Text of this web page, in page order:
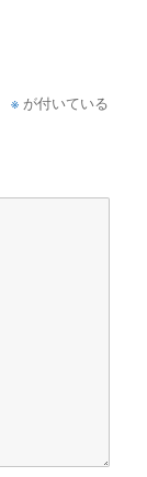
※ が付いている